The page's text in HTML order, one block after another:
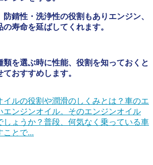
錆性・洗浄性の役割もありエンジン、
寿命を延ばしてくれます。
類を選ぶ時に性能、役割を知っておくと
おすすめします。
イルの役割や潤滑のしくみとは？ 車のエ
エンジンオイル。そのエンジンオイル
しょうか？普段、何気なく乗っている車
ことで...